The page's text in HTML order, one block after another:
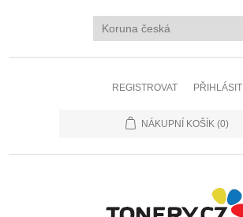
REGISTROVAT PŘIHLÁSIT
NÁKUPNÍ KOŠÍK (0)